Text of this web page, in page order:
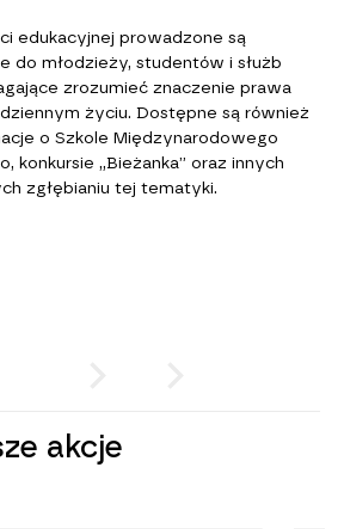
edukacyjnej prowadzone są
do młodzieży, studentów i służb
zrozumieć znaczenie prawa
życiu. Dostępne są również
o Szkole Międzynarodowego
konkursie „Bieżanka” oraz innych
zgłębianiu tej tematyki.
akcje